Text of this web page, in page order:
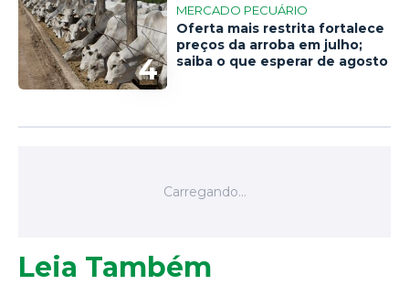
4
MERCADO PECUÁRIO
Oferta mais restrita fortalece
preços da arroba em julho;
saiba o que esperar de agosto
Leia Também